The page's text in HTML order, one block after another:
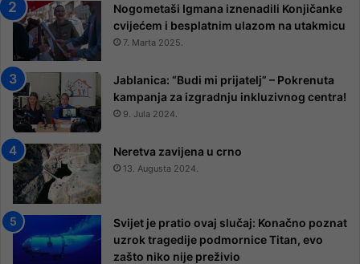
Nogometaši Igmana iznenadili Konjičanke
cvijećem i besplatnim ulazom na utakmicu
7. Marta 2025.
Jablanica: “Budi mi prijatelj” – Pokrenuta
kampanja za izgradnju inkluzivnog centra!
9. Jula 2024.
Neretva zavijena u crno
13. Augusta 2024.
Svijet je pratio ovaj slučaj: Konačno poznat
uzrok tragedije podmornice Titan, evo
zašto niko nije preživio